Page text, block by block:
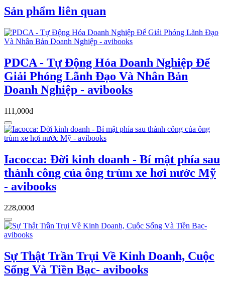
Sản phẩm liên quan
PDCA - Tự Động Hóa Doanh Nghiệp Để
Giải Phóng Lãnh Đạo Và Nhân Bản
Doanh Nghiệp - avibooks
111,000đ
Iacocca: Đời kinh doanh - Bí mật phía sau
thành công của ông trùm xe hơi nước Mỹ
- avibooks
228,000đ
Sự Thật Trần Trụi Về Kinh Doanh, Cuộc
Sống Và Tiền Bạc- avibooks